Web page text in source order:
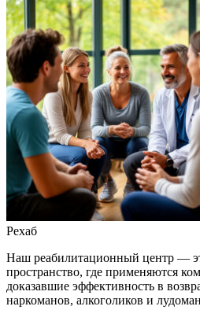
Рехаб
Наш реабилитационный центр —
пространство, где применяются
доказавшие эффективность в
наркоманов, алкоголиков и